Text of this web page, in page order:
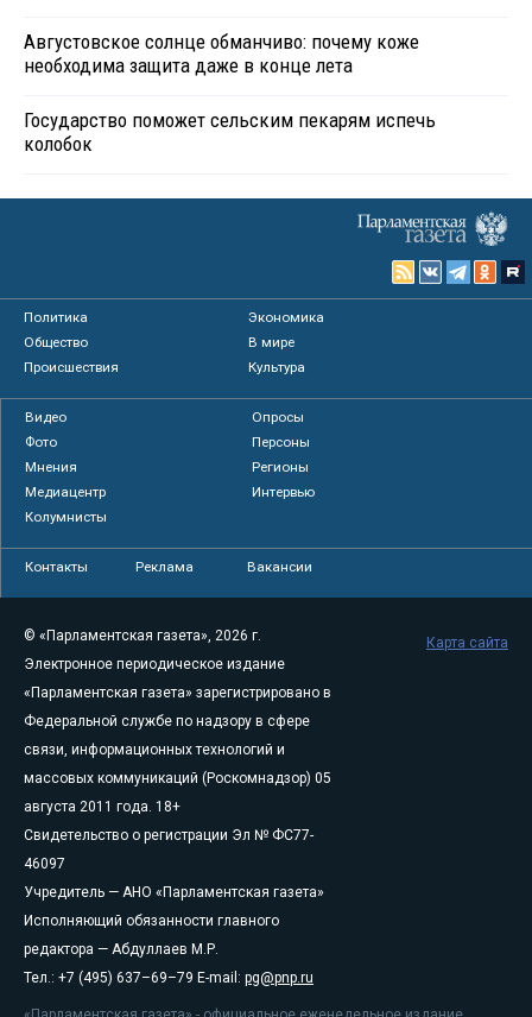
Августовское солнце обманчиво: почему коже
необходима защита даже в конце лета
Государство поможет сельским пекарям испечь
колобок
Политика
Экономика
Общество
В мире
Происшествия
Культура
Видео
Опросы
Фото
Персоны
Мнения
Регионы
Медиацентр
Интервью
Колумнисты
Контакты Реклама Вакансии
© «Парламентская газета», 2026 г.
Электронное периодическое издание
«Парламентская газета» зарегистрировано в
Федеральной службе по надзору в сфере
связи, информационных технологий и
массовых коммуникаций (Роскомнадзор) 05
августа 2011 года. 18+
Свидетельство о регистрации Эл № ФС77-
46097
Учредитель — АНО «Парламентская газета»
Исполняющий обязанности главного
редактора — Абдуллаев М.Р.
Тел.: +7 (495) 637–69–79 E-mail: pg@pnp.ru
Карта сайта